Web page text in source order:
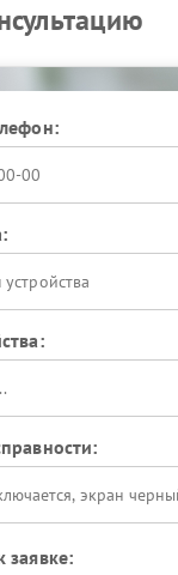
заявке: